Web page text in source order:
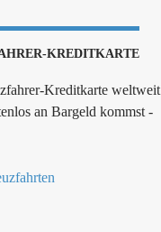
KREDITKARTE
Kreditkarte weltweit
an Bargeld kommst -